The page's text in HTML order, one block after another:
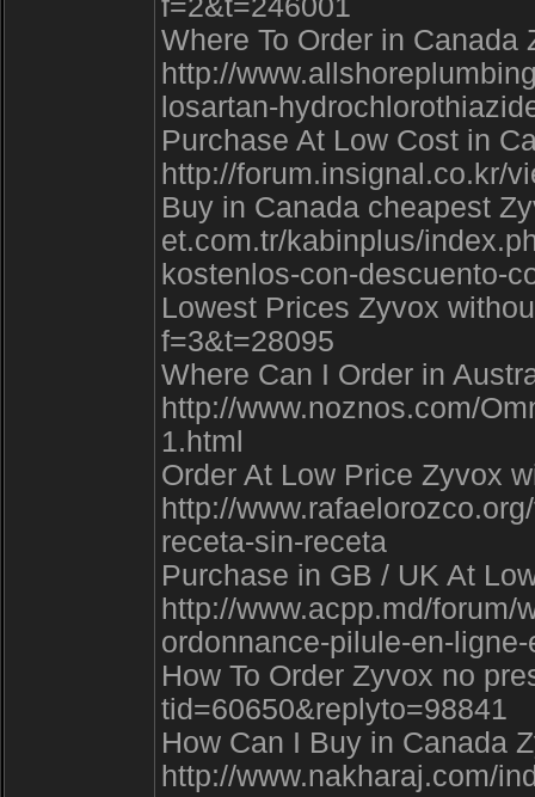
Where To Order in
http://
losartan-
Purchase At Low Cost in
http://forum.insignal.co.kr/
Buy in Canada cheapest
et.com.tr/kabinplus/
kostenlos-con-descuento-
Lowest Prices Zyvox
f=3&t=28095
Where Can I Order in
http://www.noznos.com/
1.html
Order At Low Price Zyvox
http://
receta-sin-receta
Purchase in GB / UK At
http://www.acpp.md/forum/
ordonnance-pilule-en-
How To Order Zyvox no
tid=60650&replyto=98841
How Can I Buy in Canada
http://www.nakharaj.com/